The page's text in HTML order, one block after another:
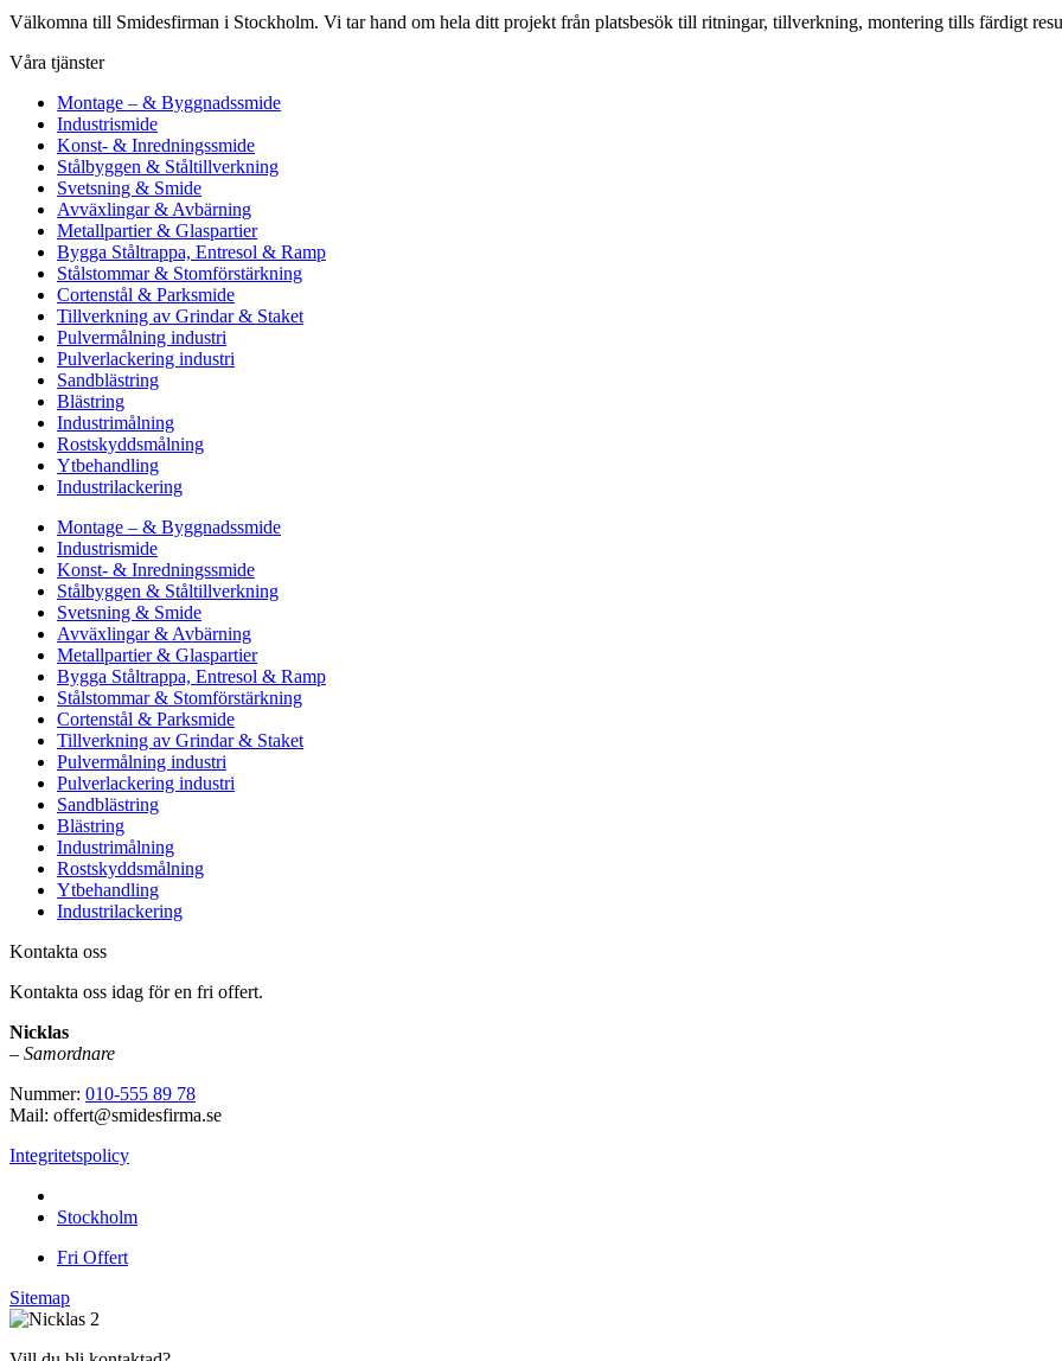
Välkomna till Smidesfirman i Stockholm. Vi tar hand om hela ditt projekt från platsbesök till ritningar, tillverkning, montering tills färdigt
Våra tjänster
Montage – & Byggnadssmide
Industrismide
Konst- & Inredningssmide
Stålbyggen & Ståltillverkning
Svetsning & Smide
Avväxlingar & Avbärning
Metallpartier & Glaspartier
Bygga Ståltrappa, Entresol & Ramp
Stålstommar & Stomförstärkning
Cortenstål & Parksmide
Tillverkning av Grindar & Staket
Pulvermålning industri
Pulverlackering industri
Sandblästring
Blästring
Industrimålning
Rostskyddsmålning
Ytbehandling
Industrilackering
Montage – & Byggnadssmide
Industrismide
Konst- & Inredningssmide
Stålbyggen & Ståltillverkning
Svetsning & Smide
Avväxlingar & Avbärning
Metallpartier & Glaspartier
Bygga Ståltrappa, Entresol & Ramp
Stålstommar & Stomförstärkning
Cortenstål & Parksmide
Tillverkning av Grindar & Staket
Pulvermålning industri
Pulverlackering industri
Sandblästring
Blästring
Industrimålning
Rostskyddsmålning
Ytbehandling
Industrilackering
Kontakta oss
Kontakta oss idag för en fri offert.
Nicklas
– Samordnare
Nummer: 010-555 89 78
Mail: offert@smidesfirma.se
Integritetspolicy
Stockholm
Fri Offert
Sitemap